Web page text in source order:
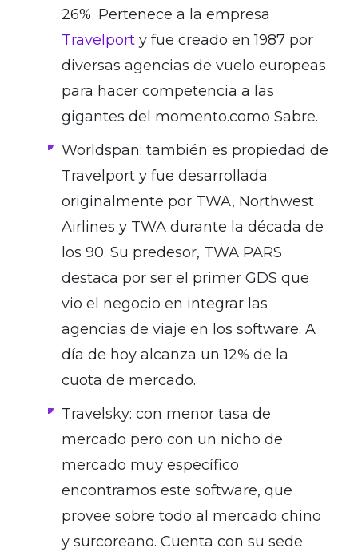
26%. Pertenece a la empresa
Travelport y fue creado en 1987 por
diversas agencias de vuelo europeas
para hacer competencia a las
gigantes del momento.como Sabre.
Worldspan: también es propiedad de
Travelport y fue desarrollada
originalmente por TWA, Northwest
Airlines y TWA durante la década de
los 90. Su predesor, TWA PARS
destaca por ser el primer GDS que
vio el negocio en integrar las
agencias de viaje en los software. A
día de hoy alcanza un 12% de la
cuota de mercado.
Travelsky: con menor tasa de
mercado pero con un nicho de
mercado muy específico
encontramos este software, que
provee sobre todo al mercado chino
y surcoreano. Cuenta con su sede